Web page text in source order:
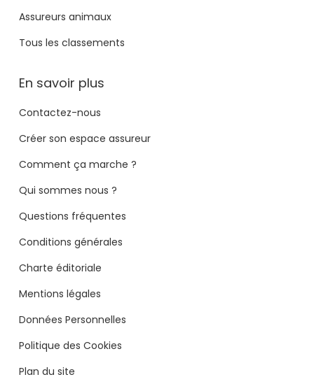
Assureurs animaux
Tous les classements
En savoir plus
Contactez-nous
Créer son espace assureur
Comment ça marche ?
Qui sommes nous ?
Questions fréquentes
Conditions générales
Charte éditoriale
Mentions légales
Données Personnelles
Politique des Cookies
Plan du site